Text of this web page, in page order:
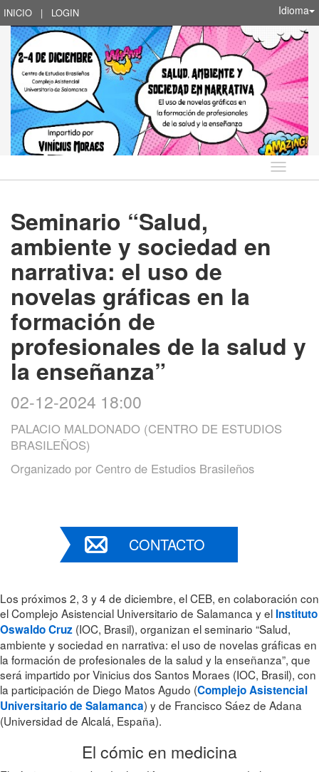
INICIO | LOGIN Idioma
Idioma
Seminario “Salud,
ambiente y sociedad en
narrativa: el uso de
novelas gráficas en la
formación de
profesionales de la salud y
la enseñanza”
02-12-2024 18:00
PALACIO MALDONADO (CENTRO DE ESTUDIOS
BRASILEÑOS)
Organizado por Centro de Estudios Brasileños
CONTACTO
Los próximos 2, 3 y 4 de diciembre, el CEB, en colaboración con
el Complejo Asistencial Universitario de Salamanca y el Instituto
Oswaldo Cruz (IOC, Brasil), organizan el seminario “Salud,
ambiente y sociedad en narrativa: el uso de novelas gráficas en
la formación de profesionales de la salud y la enseñanza”, que
será impartido por Vinicius dos Santos Moraes (IOC, Brasil), con
la participación de Diego Matos Agudo (Complejo Asistencial
Universitario de Salamanca) y de Francisco Sáez de Adana
(Universidad de Alcalá, España).
El cómic en medicina